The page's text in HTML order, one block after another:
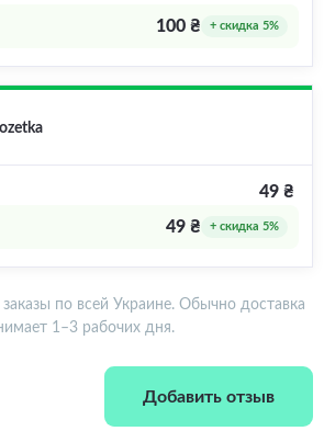
100 ₴ + скидка 5%
49 ₴
49 ₴ + скидка 5%
заказы по всей Украине. Обычно доставка
1–3 рабочих дня.
Добавить отзыв